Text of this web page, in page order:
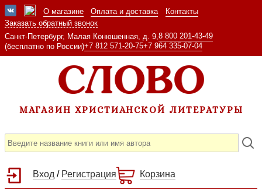
О магазине Оплата и доставка
Контакты
Заказать обратный звонок
Санкт-Петербург, Малая Конюшенная, д. 9, 8 800 201-43-49
(бесплатно по России)+7 812 571-20-75+7 964 335-07-04
МАГАЗИН ХРИСТИАНСКОЙ ЛИТЕРАТУРЫ
Вход / Регистрация Корзина